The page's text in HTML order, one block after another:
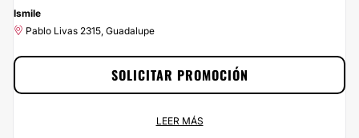
Ismile
Pablo Livas 2315, Guadalupe
SOLICITAR PROMOCIÓN
LEER MÁS